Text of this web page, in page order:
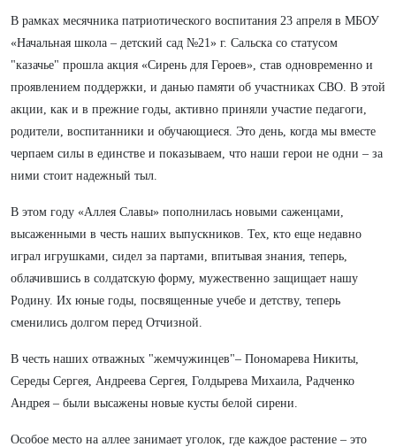
В рамках месячника патриотического воспитания 23 апреля в МБОУ
«Начальная школа – детский сад №21» г. Сальска со статусом
"казачье" прошла акция «Сирень для Героев», став одновременно и
проявлением поддержки, и данью памяти об участниках СВО. В этой
акции, как и в прежние годы, активно приняли участие педагоги,
родители, воспитанники и обучающиеся. Это день, когда мы вместе
черпаем силы в единстве и показываем, что наши герои не одни – за
ними стоит надежный тыл.
В этом году «Аллея Славы» пополнилась новыми саженцами,
высаженными в честь наших выпускников. Тех, кто еще недавно
играл игрушками, сидел за партами, впитывая знания, теперь,
облачившись в солдатскую форму, мужественно защищает нашу
Родину. Их юные годы, посвященные учебе и детству, теперь
сменились долгом перед Отчизной.
В честь наших отважных "жемчужинцев"– Пономарева Никиты,
Середы Сергея, Андреева Сергея, Голдырева Михаила, Радченко
Андрея – были высажены новые кусты белой сирени.
Особое место на аллее занимает уголок, где каждое растение – это